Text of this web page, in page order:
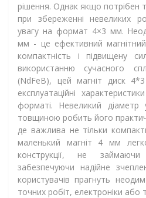
рішення. Однак якщо потрібен
при збереженні невеликих
увагу на формат 4×3 мм.
мм - це ефективний
компактність і підвищену
використанню сучасного
(NdFeB), цей магніт диск
експлуатаційні
форматі. Невеликий
товщиною робить його
де важлива не тільки
маленький магніт 4 мм
конструкції, не
забезпечуючи надійне
користувачів прагнуть
точних робіт, електроніки